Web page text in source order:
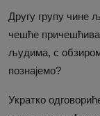
Другу групу чине
чешће
људима, с
познајемо?
Укратко